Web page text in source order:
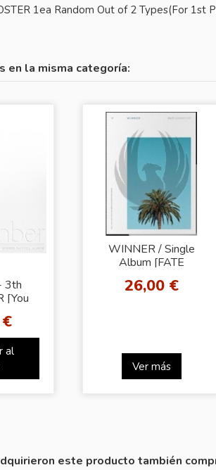
1ea Random Out of 2 Types(For 1st
en la misma categoría:
3th
[You
al
WINNER / Single
Album [FATE
LA ver.)
26,00 €
Ver más
este producto también